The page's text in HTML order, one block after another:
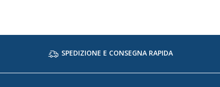
SPEDIZIONE E CONSEGNA RAPIDA